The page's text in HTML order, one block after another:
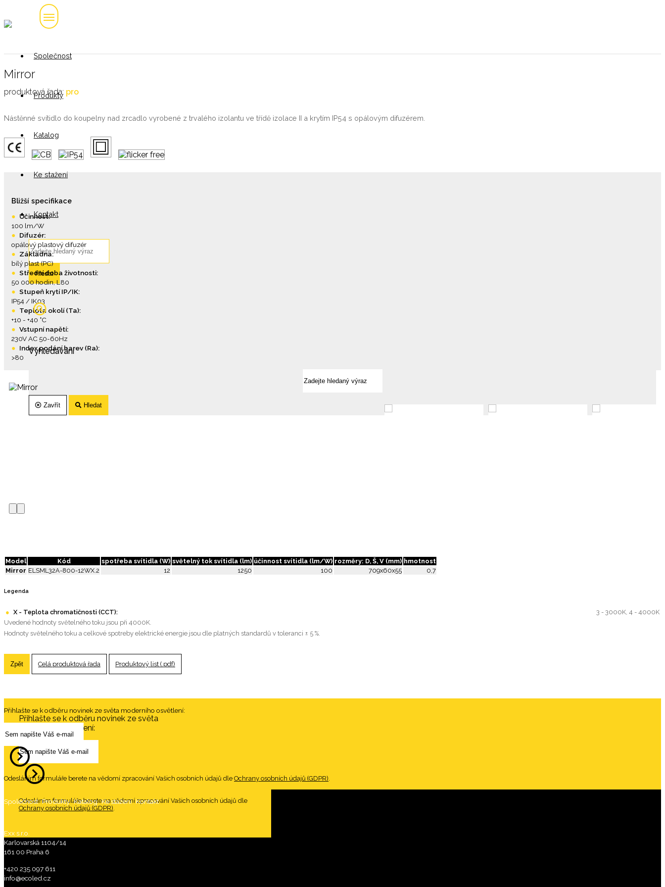
Společnost
Produkty
Katalog
Ke stažení
Kontakt
Hledat
Vyhledávání
Zavřít Hledat
Mirror
produktová řada: pro
Nástěnné svítidlo do koupelny nad zrcadlo vyrobené z trvalého izolantu ve třídě izolace II a krytím IP54 s opálovým difuzérem.
Bližší specifikace
● Účinnost:
100 lm/W
● Difuzér:
opálový plastový difuzér
● Základna:
bílý plast (PC)
● Střední doba životnosti:
50 000 hodin, L80
● Stupeň krytí IP/IK:
IP54 / IK03
● Teplota okolí (Ta):
+10 - +40 °C
● Vstupní napětí:
230V AC 50-60Hz
● Index podání barev (Ra):
>80
Model Kód spotřeba svítidla (W) světelný tok svítidla (lm) účinnost svítidla (lm/W) rozměry: D, Š, V (mm) hmotnost
Mirror ELSML32A-800-12WX.2 12 1250 100 709x60x55 0,7
Legenda
● X - Teplota chromatičnosti (CCT):
3 - 3000K, 4 - 4000K
Uvedené hodnoty světelného toku jsou při 4000K.
Hodnoty světelného toku a celkové spotreby elektrické energie jsou dle platných standardů v toleranci ± 5 %.
Zpět Celá produktová řada Produktový list (.pdf)
Přihlašte se k odběru novinek ze světa
moderního osvětlení:
Odesláním formuláře berete na vědomí zpracování Vašich osobních údajů dle
Ochrany osobních údajů (GDPR).
Přihlašte se k odběru novinek ze světa moderního osvětlení:
Odesláním formuláře berete na vědomí zpracování Vašich osobních údajů dle Ochrany osobních údajů (GDPR).
Společnost Produkty Katalog Ke stažení Kontakt
Exx s.r.o.
Karlovarská 1104/14
161 00 Praha 6
+420 235 097 611
info@ecoled.cz